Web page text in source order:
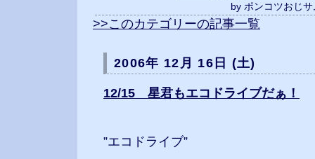
by ポンコツおじ
>>このカテゴリーの記事一覧
2006年 12月 16日 (土)
12/15 星君もエコドライブだぁ！
”エコドライブ”